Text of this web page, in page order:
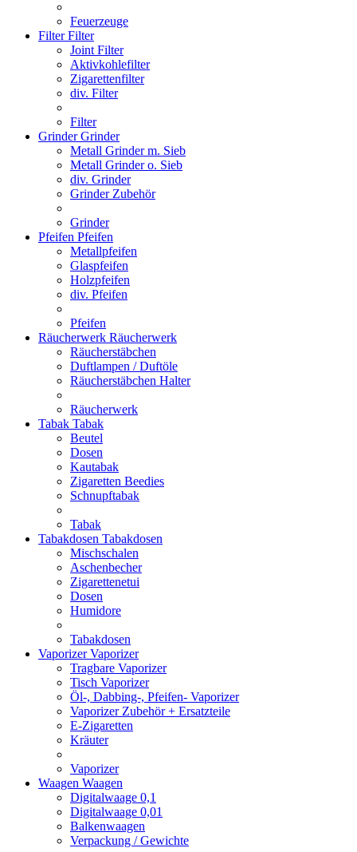
Feuerzeuge
FilterFilter
Joint Filter
Aktivkohlefilter
Zigarettenfilter
div. Filter
Filter
GrinderGrinder
Metall Grinder m. Sieb
Metall Grinder o. Sieb
div. Grinder
Grinder Zubehör
Grinder
Pfeifen Pfeifen
Metallpfeifen
Glaspfeifen
Holzpfeifen
div. Pfeifen
Pfeifen
Räucherwerk Räucherwerk
Räucherstäbchen
Duftlampen / Duftöle
Räucherstäbchen Halter
Räucherwerk
Tabak Tabak
Beutel
Dosen
Kautabak
Zigaretten Beedies
Schnupftabak
Tabak
Tabakdosen Tabakdosen
Mischschalen
Aschenbecher
Zigarettenetui
Dosen
Humidore
Tabakdosen
VaporizerVaporizer
Tragbare Vaporizer
Tisch Vaporizer
Öl-, Dabbing-, Pfeifen- Vaporizer
Vaporizer Zubehör + Ersatzteile
E-Zigaretten
Kräuter
Vaporizer
Waagen Waagen
Digitalwaage 0,1
Digitalwaage 0,01
Balkenwaagen
Verpackung / Gewichte